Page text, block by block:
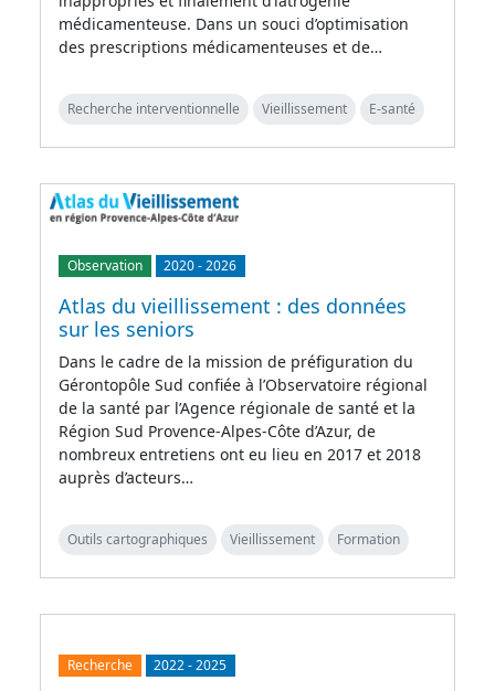
médicamenteuse. Dans un souci d’optimisation
des prescriptions médicamenteuses et de…
Recherche interventionnelle Vieillissement E-santé
Observation 2020-2026
Atlas du vieillissement : des données
sur les seniors
Dans le cadre de la mission de préfiguration du
Gérontopôle Sud confiée à l’Observatoire régional
de la santé par l’Agence régionale de santé et la
Région Sud Provence-Alpes-Côte d’Azur, de
nombreux entretiens ont eu lieu en 2017 et 2018
auprès d’acteurs…
Outils cartographiques Vieillissement Formation
Recherche 2022-2025